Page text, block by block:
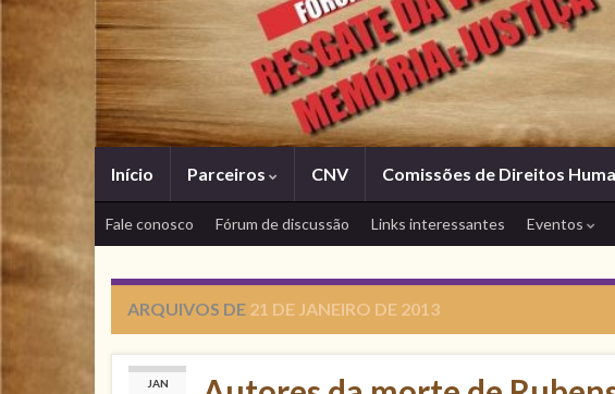
Início Parceiros CNV Comissões de Direitos
Fale conosco Fórum de discussão Links interessantes Eventos
ARQUIVOS DE 21 DE JANEIRO DE 2013
JAN